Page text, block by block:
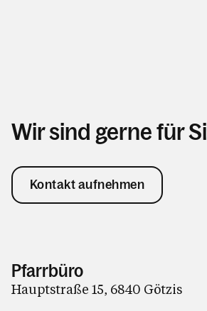
Wir sind gerne für
Kontakt aufnehmen
Pfarrbüro
Hauptstraße 15, 6840 Götzis